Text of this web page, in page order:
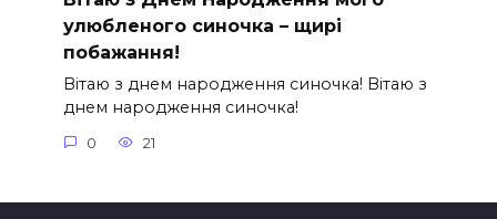
улюбленого синочка – щирі
побажання!
Вітаю з днем народження синочка! Вітаю з
днем народження синочка!
0 21